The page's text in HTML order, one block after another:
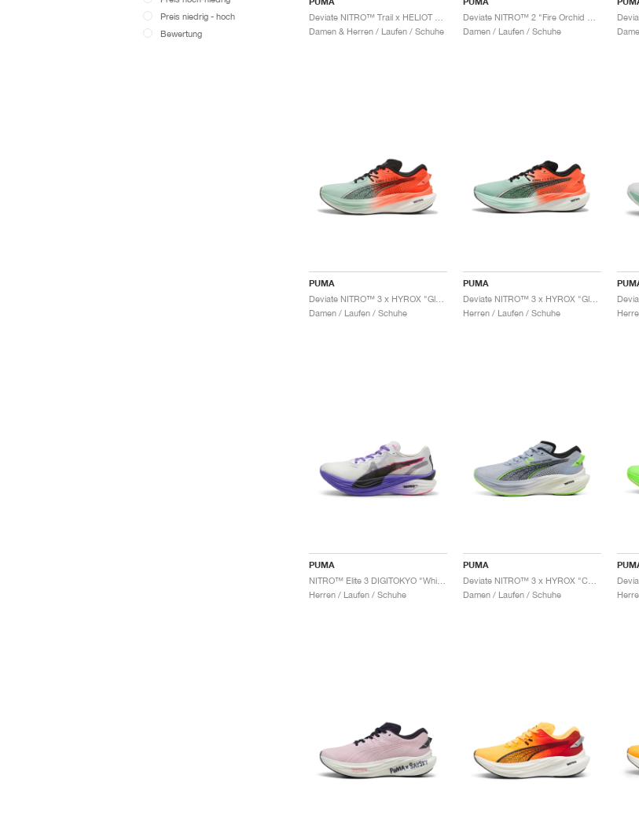
Preis niedrig - hoch
Bewertung
Damen & Herren / Laufen / Schuhe
Damen / Laufen / Schuhe
PUMA
Damen / Laufen / Schuhe
PUMA
Deviate NITRO™ 3 x HYROX "Glowing Red & Mint Melt"
Herren / Laufen / Schuhe
PUMA
Herren / Laufen / Schuhe
PUMA
Deviate NITRO™ 3 x HYROX "Cool Weather"
Damen / Laufen / Schuhe